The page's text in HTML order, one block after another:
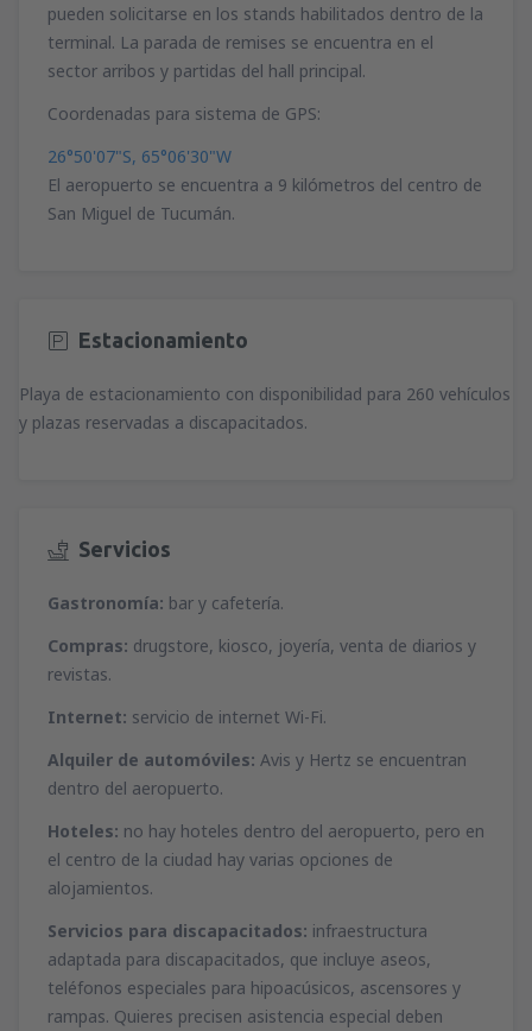
pueden solicitarse en los stands habilitados dentro de la
terminal. La parada de remises se encuentra en el
sector arribos y partidas del hall principal.
Coordenadas para sistema de GPS:
26°50'07"S, 65°06'30"W
El aeropuerto se encuentra a 9 kilómetros del centro de
San Miguel de Tucumán.
Estacionamiento
Playa de estacionamiento con disponibilidad para 260 vehículos
y plazas reservadas a discapacitados.
Servicios
Gastronomía: bar y cafetería.
Compras: drugstore, kiosco, joyería, venta de diarios y
revistas.
Internet: servicio de internet Wi-Fi.
Alquiler de automóviles: Avis y Hertz se encuentran
dentro del aeropuerto.
Hoteles: no hay hoteles dentro del aeropuerto, pero en
el centro de la ciudad hay varias opciones de
alojamientos.
Servicios para discapacitados: infraestructura
adaptada para discapacitados, que incluye aseos,
teléfonos especiales para hipoacúsicos, ascensores y
rampas. Quieres precisen asistencia especial deben